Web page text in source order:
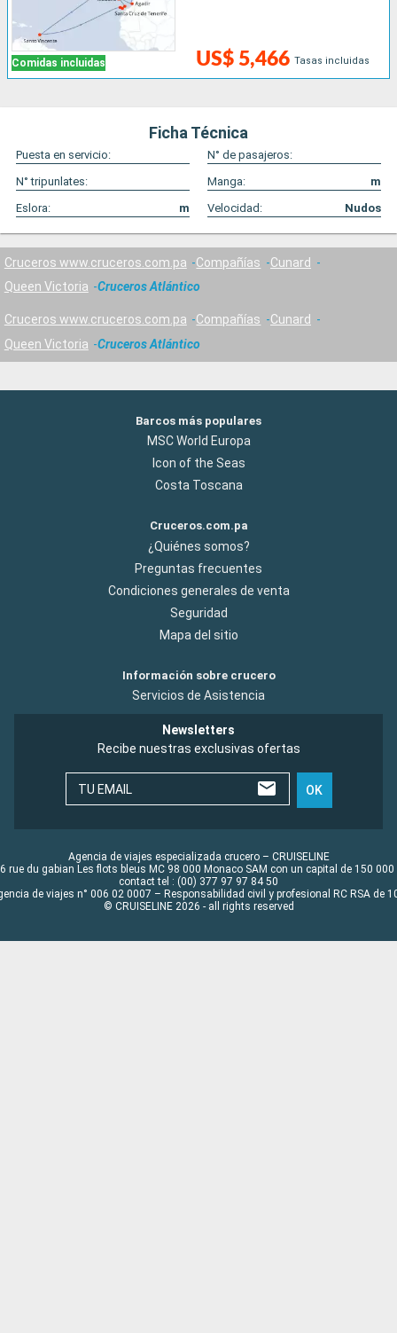
Comidas incluidas US$ 5,466 Tasas incluidas
Ficha Técnica
Puesta en servicio:
N° de pasajeros:
N° tripunlates:
Manga:
m
Eslora:
m Velocidad: Nudos
Cruceros www.cruceros.com.pa Compañías
Cunard
Queen Victoria
Cruceros Atlántico
Cruceros www.cruceros.com.pa Compañías
Cunard
Queen Victoria
Cruceros Atlántico
Barcos más populares
MSC World Europa
Icon of the Seas
Costa Toscana
Cruceros.com.pa
¿Quiénes somos?
Preguntas frecuentes
Condiciones generales de venta
Seguridad
Mapa del sitio
Información sobre crucero
Servicios de Asistencia
Newsletters
Recibe nuestras exclusivas ofertas
TU EMAIL OK
Agencia de viajes especializada crucero – CRUISELINE
rue du gabian Les flots bleus MC 98 000 Monaco SAM con un capital de 150 000
contact tel : (00) 377 97 97 84 50
de viajes n° 006 02 0007 – Responsabilidad civil y profesional RC RSA de
© CRUISELINE 2026 - all rights reserved